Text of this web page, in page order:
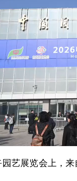
展览会上，来